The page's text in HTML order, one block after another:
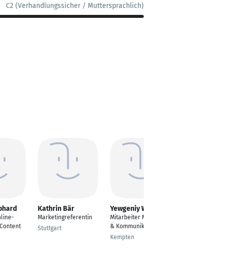
C2 (Verhandlungssicher / Muttersprachlich)
Kathrin Bär
Marketingreferentin
Stuttgart
Yewgeniy Wollert
Mitarbeiter Marketing
& Kommunikation
Kempten